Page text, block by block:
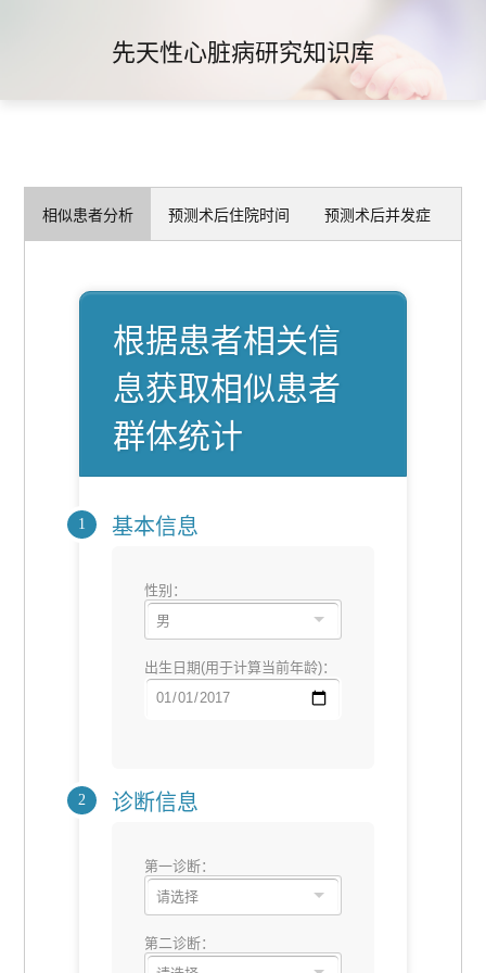
先天性心脏病研究知识库
相似患者分析 预测术后住院时间 预测术后并发症
根据患者相关信
息获取相似患者
群体统计
1 基本信息
性别：
出生日期(用于计算当前年龄)：
2 诊断信息
第一诊断：
第二诊断：